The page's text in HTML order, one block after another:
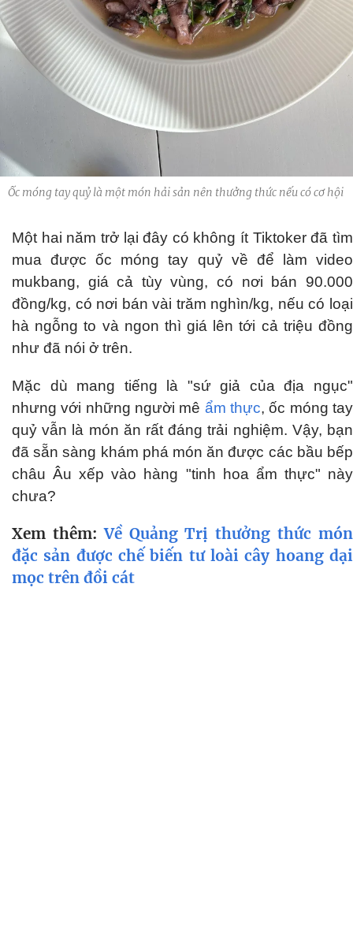
Ốc móng tay quỷ là một món hải sản nên thưởng thức nếu có cơ hội
Một hai năm trở lại đây có không ít Tiktoker đã tìm
mua được ốc móng tay quỷ về để làm video
mukbang, giá cả tùy vùng, có nơi bán 90.000
đồng/kg, có nơi bán vài trăm nghìn/kg, nếu có loại
hà ngỗng to và ngon thì giá lên tới cả triệu đồng
như đã nói ở trên.
Mặc dù mang tiếng là "sứ giả của địa ngục"
nhưng với những người mê ẩm thực, ốc móng tay
quỷ vẫn là món ăn rất đáng trải nghiệm. Vậy, bạn
đã sẵn sàng khám phá món ăn được các bầu bếp
châu Âu xếp vào hàng "tinh hoa ẩm thực" này
chưa?
Xem thêm:Về Quảng Trị thưởng thức món
đặc sản được chế biến tư loài cây hoang dại
mọc trên đồi cát